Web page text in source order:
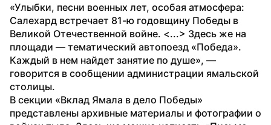
«Улыбки, песни военных лет, особая атмосфера:
Салехард встречает 81-ю годовщину Победы в
Великой Отечественной войне. <...> Здесь же на
площади — тематический автопоезд «Победа».
Каждый в нем найдет занятие по душе», —
говорится в сообщении администрации ямальской
столицы.
В секции «Вклад Ямала в дело Победы»
представлены архивные материалы и фотографии о